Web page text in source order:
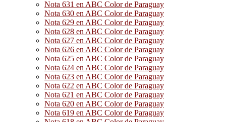
Nota 631 en ABC Color de Paraguay
Nota 630 en ABC Color de Paraguay
Nota 629 en ABC Color de Paraguay
Nota 628 en ABC Color de Paraguay
Nota 627 en ABC Color de Paraguay
Nota 626 en ABC Color de Paraguay
Nota 625 en ABC Color de Paraguay
Nota 624 en ABC Color de Paraguay
Nota 623 en ABC Color de Paraguay
Nota 622 en ABC Color de Paraguay
Nota 621 en ABC Color de Paraguay
Nota 620 en ABC Color de Paraguay
Nota 619 en ABC Color de Paraguay